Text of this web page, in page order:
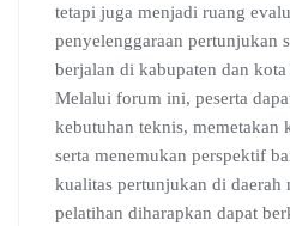
tetapi juga menjadi ruang
penyelenggaraan pertunjukan
berjalan di kabupaten dan
Melalui forum ini, peserta
kebutuhan teknis, memetakan
serta menemukan perspektif
kualitas pertunjukan di daerah
pelatihan diharapkan dapat